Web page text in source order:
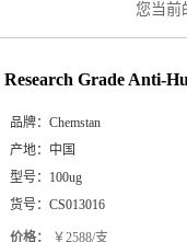
您当前
Research Grade Anti-
品牌： Chemstan
产地： 中国
型号： 100ug
货号： CS013016
价格： ￥2588/支